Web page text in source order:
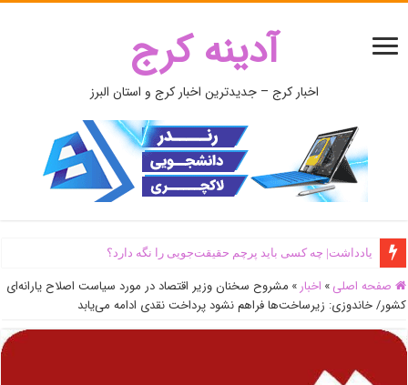
آدینه کرج
اخبار کرج – جدیدترین اخبار کرج و استان البرز
اَبَر‌ویلای شخص ذی‌نفوذ در حاشیه‌ رود کرج تخریب شد + جزئیات و فیلم
صفحه اصلی » اخبار » مشروح سخنان وزیر اقتصاد در مورد سیاست اصلاح یارانه‌ای
کشور/ خاندوزی: زیرساخت‌ها فراهم نشود پرداخت نقدی ادامه می‌یابد